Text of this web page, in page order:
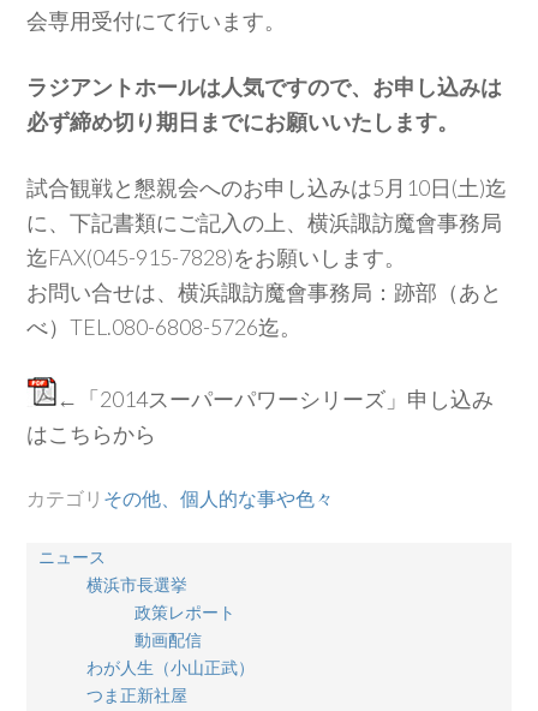
会専用受付にて行います。
ラジアントホールは人気ですので、お申し込みは
必ず締め切り期日までにお願いいたします。
試合観戦と懇親会へのお申し込みは5月10日(土)迄
に、下記書類にご記入の上、横浜諏訪魔會事務局
迄FAX(045-915-7828)をお願いします。
お問い合せは、横浜諏訪魔會事務局：跡部（あと
べ）TEL.080-6808-5726迄。
←「2014スーパーパワーシリーズ」申し込み
はこちらから
カテゴリ その他、個人的な事や色々
ニュース
横浜市長選挙
政策レポート
動画配信
わが人生（小山正武）
つま正新社屋